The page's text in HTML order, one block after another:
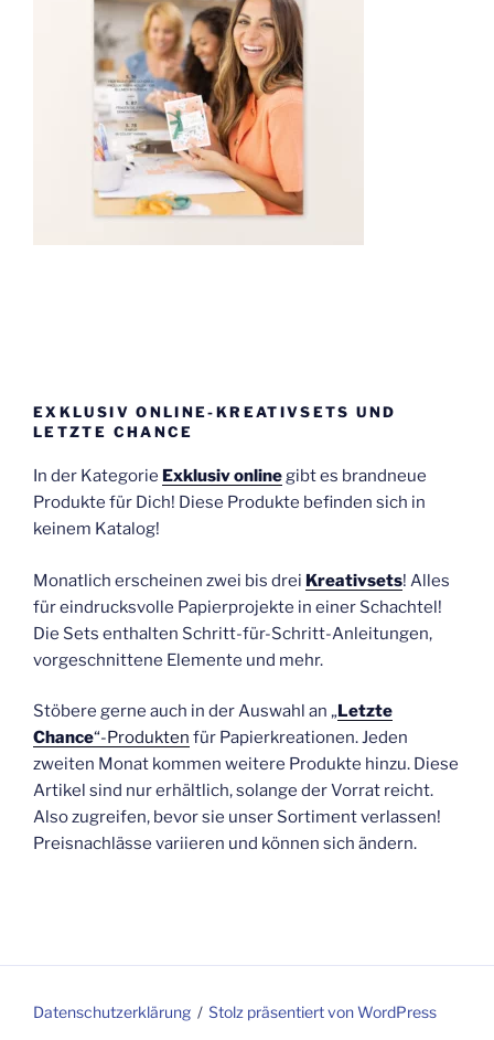
EXKLUSIV ONLINE-KREATIVSETS UND
LETZTE CHANCE
In der Kategorie Exklusiv onlinegibt es brandneue
Produkte für Dich! Diese Produkte befinden sich in
keinem Katalog!
Monatlich erscheinen zwei bis drei Kreativsets! Alles
für eindrucksvolle Papierprojekte in einer Schachtel!
Die Sets enthalten Schritt-für-Schritt-Anleitungen,
vorgeschnittene Elemente und mehr.
Stöbere gerne auch in der Auswahl an „Letzte
Chance“-Produkten für Papierkreationen. Jeden
zweiten Monat kommen weitere Produkte hinzu. Diese
Artikel sind nur erhältlich, solange der Vorrat reicht.
Also zugreifen, bevor sie unser Sortiment verlassen!
Preisnachlässe variieren und können sich ändern.
Datenschutzerklärung Stolz präsentiert von WordPress